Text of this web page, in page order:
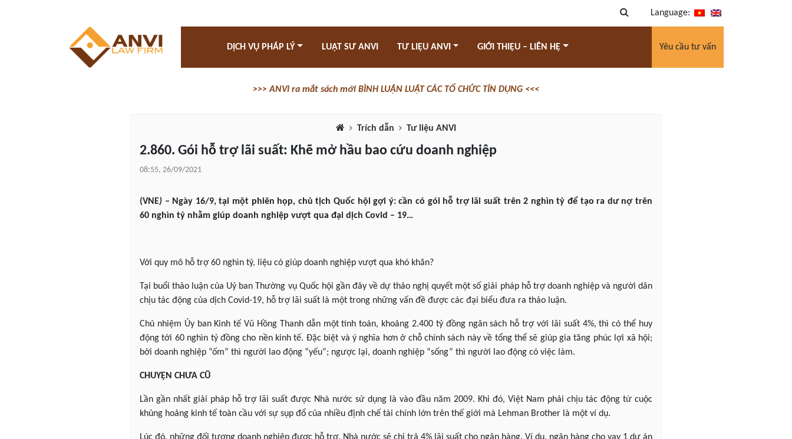
Language:
DỊCH VỤ PHÁP LÝ LUẬT SƯ ANVI TƯ LIỆU ANVI GIỚI THIỆU – LIÊN HỆ Yêu cầu tư vấn
>>> ANVI ra mắt sách mới BÌNH LUẬN LUẬT CÁC TỔ CHỨC TÍN DỤNG <<<
Trích dẫn Tư liệu ANVI
2.860. Gói hỗ trợ lãi suất: Khẽ mở hầu bao cứu doanh nghiệp
08:55, 26/09/2021
(VNE) – Ngày 16/9, tại một phiên họp, chủ tịch Quốc hội gợi ý: cần có gói hỗ trợ lãi suất trên 2 nghìn tỷ để tạo ra dư nợ trên
60 nghìn tỷ nhằm giúp doanh nghiệp vượt qua đại dịch Covid – 19…
Với quy mô hỗ trợ 60 nghìn tỷ, liệu có giúp doanh nghiệp vượt qua khó khăn?
Tại buổi thảo luận của Uỷ ban Thường vụ Quốc hội gần đây về dự thảo nghị quyết một số giải pháp hỗ trợ doanh nghiệp và người dân
chịu tác động của dịch Covid-19, hỗ trợ lãi suất là một trong những vấn đề được các đại biểu đưa ra thảo luận.
Chủ nhiệm Ủy ban Kinh tế Vũ Hồng Thanh dẫn một tính toán, khoảng 2.400 tỷ đồng ngân sách hỗ trợ với lãi suất 4%, thì có thể huy
động tới 60 nghìn tỷ đồng cho nền kinh tế. Đặc biệt và ý nghĩa hơn ở chỗ chính sách này về tổng thể sẽ giúp gia tăng phúc lợi xã hội;
bởi doanh nghiệp “ốm” thì người lao động “yếu”; ngược lại, doanh nghiệp “sống” thì người lao động có việc làm.
CHUYỆN CHƯA CŨ
Lần gần nhất giải pháp hỗ trợ lãi suất được Nhà nước sử dụng là vào đầu năm 2009. Khi đó, Việt Nam phải chịu tác động từ cuộc
khủng hoảng kinh tế toàn cầu với sự sụp đổ của nhiều định chế tài chính lớn trên thế giới mà Lehman Brother là một ví dụ.